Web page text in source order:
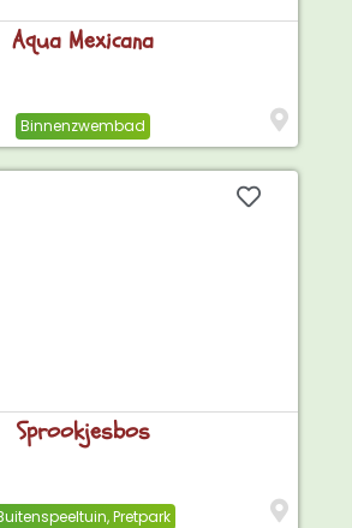
Aqua Mexicana
Binnenzwembad
Sprookjesbos
,Pretpark